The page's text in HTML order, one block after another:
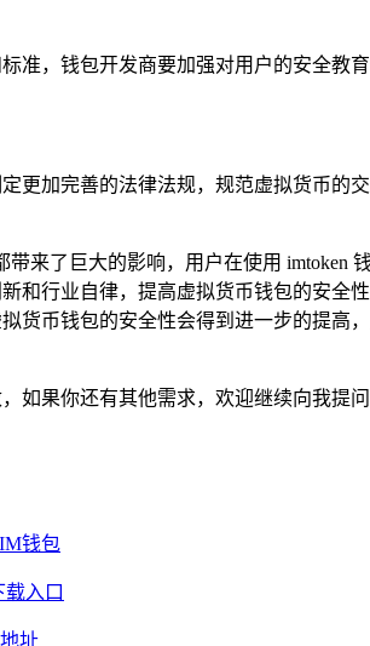
准，钱包开发商要加强对用户的安全教
更加完善的法律法规，规范虚拟货币
来了巨大的影响，用户在使用
和行业自律，提高虚拟货币钱包的安
货币钱包的安全性会得到进一步的提
如果你还有其他需求，欢迎继续向我提问
钱包
载入口
址